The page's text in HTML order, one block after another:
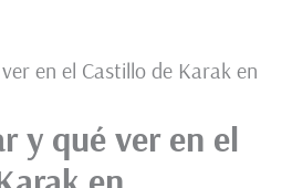
en el Castillo de Karak en
y qué ver en el